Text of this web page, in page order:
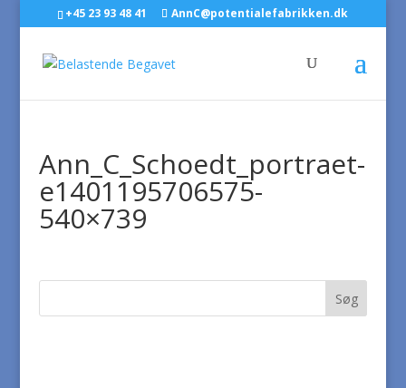
+45 23 93 48 41 AnnC@potentialefabrikken.dk
Ann_C_Schoedt_portraet-
e1401195706575-
540×739